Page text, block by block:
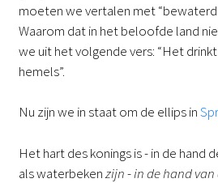
moeten we vertalen met
Waarom dat in het beloofde land
we uit het volgende vers: “Het
hemels”.
Nu zijn we in staat om de ellips in
Het hart des konings is - in de hand
als waterbekenzijn-in de hand